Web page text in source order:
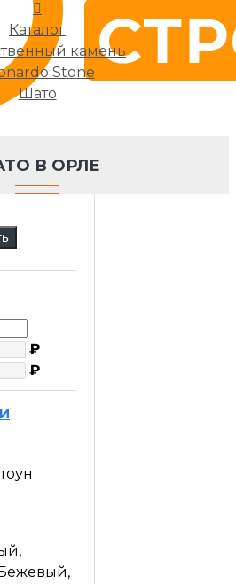
Каталог
камень
Stone
Шато
В ОРЛЕ
₽
₽